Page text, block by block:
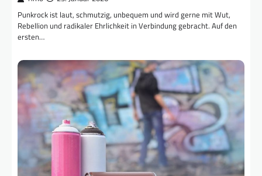
Punkrock ist laut, schmutzig, unbequem und wird gerne mit Wut,
Rebellion und radikaler Ehrlichkeit in Verbindung gebracht. Auf den
ersten…